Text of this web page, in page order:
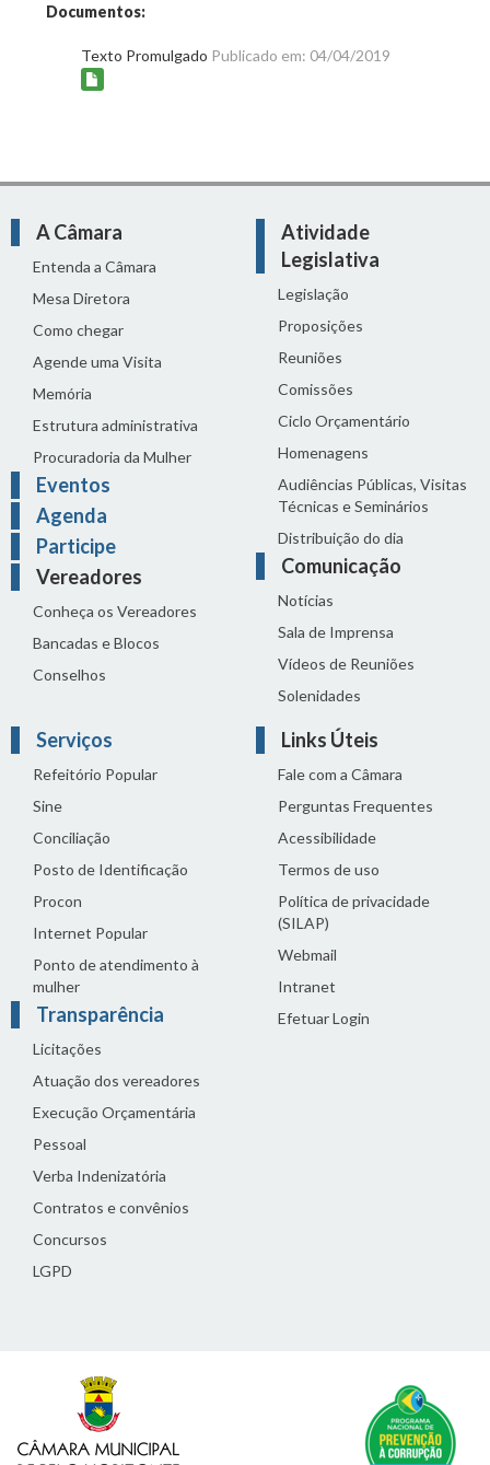
Documentos:
Texto Promulgado Publicado em: 04/04/2019
A Câmara
Entenda a Câmara
Mesa Diretora
Como chegar
Agende uma Visita
Memória
Estrutura administrativa
Procuradoria da Mulher
Eventos
Agenda
Participe
Vereadores
Conheça os Vereadores
Bancadas e Blocos
Conselhos
Atividade
Legislativa
Legislação
Proposições
Reuniões
Comissões
Ciclo Orçamentário
Homenagens
Audiências Públicas, Visitas
Técnicas e Seminários
Distribuição do dia
Comunicação
Notícias
Sala de Imprensa
Vídeos de Reuniões
Solenidades
Serviços
Refeitório Popular
Sine
Conciliação
Posto de Identificação
Procon
Internet Popular
Ponto de atendimento à
mulher
Transparência
Licitações
Atuação dos vereadores
Execução Orçamentária
Pessoal
Verba Indenizatória
Contratos e convênios
Concursos
LGPD
Links Úteis
Fale com a Câmara
Perguntas Frequentes
Acessibilidade
Termos de uso
Política de privacidade
(SILAP)
Webmail
Intranet
Efetuar Login